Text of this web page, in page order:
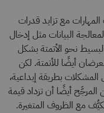
مع تزايد قدرات
البيانات مثل إدخال
نحو الأتمتة بشكل
أيضًا للأتمتة. لكن
المشكلات بطريقة إبداعية،
المرجَّح أيضًا أن تزداد قيمة
مع الظروف المتغيرة.